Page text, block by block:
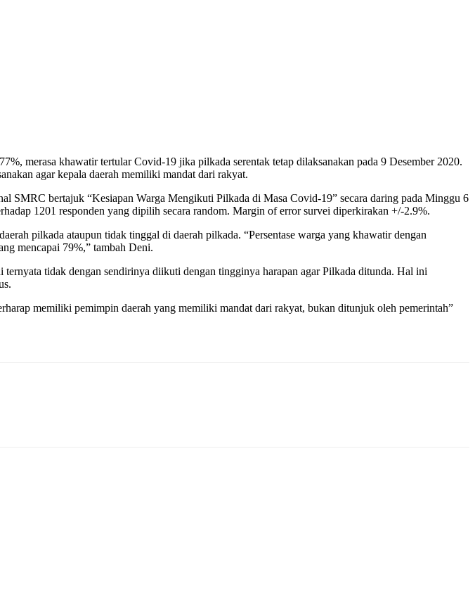
merasa khawatir tertular Covid-19 jika pilkada serentak tetap dilaksanakan pada 9 Desember 2020.
agar kepala daerah memiliki mandat dari rakyat.
SMRC bertajuk “Kesiapan Warga Mengikuti Pilkada di Masa Covid-19” secara daring pada Minggu 6
1201 responden yang dipilih secara random. Margin of error survei diperkirakan +/-2.9%.
pilkada ataupun tidak tinggal di daerah pilkada. “Persentase warga yang khawatir dengan
mencapai 79%,” tambah Deni.
tidak dengan sendirinya diikuti dengan tingginya harapan agar Pilkada ditunda. Hal ini
memiliki pemimpin daerah yang memiliki mandat dari rakyat, bukan ditunjuk oleh pemerintah”